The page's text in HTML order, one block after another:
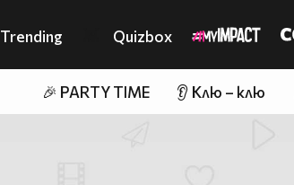
Trending Quizbox
🎉 PARTY TIME 👂 Клю – клю